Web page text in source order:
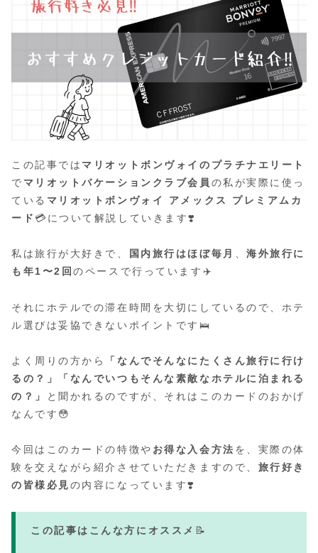
この記事では マリオットボンヴォイのプラチナエリート
で マリオットバケーションクラブ会員 の私が実際に使っ
ている マリオットボンヴォイ アメックス プレミアムカ
ード 💳について解説していきます❣️
私は旅行が大好きで、 国内旅行はほぼ毎月 、海外旅行に
も年1〜2回のペースで行っています✈️
それにホテルでの滞在時間を大切にしているので、ホテ
ル選びは妥協できないポイントです🛌
よく周りの方から
「なんでそんなにたくさん旅行に行け
るの？」「なんでいつもそんな素敵なホテルに泊まれる
の？」
と聞かれるのですが、それはこのカードのおかげ
なんです😳
今回はこのカードの特徴や お得な入会方法 を、実際の体
験を交えながら紹介させていただきますので、 旅行好き
の皆様必見の内容になっています❣️
この記事はこんな方にオススメ 📝